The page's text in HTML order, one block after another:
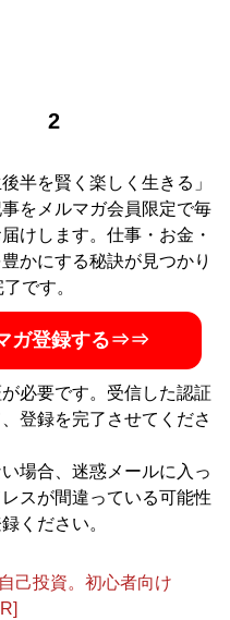
2
、キャリコネニュース、マ
がったり、イベントにお邪魔
1日どこかで誰かと何かしら
。X（旧Twitter）：
半を賢く楽しく生きる」
をメルマガ会員限定で毎
けします。仕事・お金・
かにする秘訣が見つかり
です。
ガ登録する⇒⇒
必要です。受信した認証
登録を完了させてくださ
場合、迷惑メールに入っ
スが間違っている可能性
ください。
己投資。初心者向け